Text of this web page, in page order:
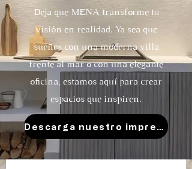
Deja que MENA transforme tu
visión en realidad. Ya sea que
sueñes con una moderna villa
frente al mar o con una elegante
oficina, estamos aquí para crear
espacios que inspiren.
Descarga nuestro impression book